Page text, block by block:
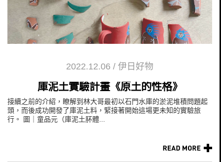
2022.12.06 / 伊日好物
庫泥土實驗計畫《原土的性格》
接續之前的介紹，瞭解到林大哥最初以石門水庫的淤泥堆積問題起
頭，而後成功開發了庫泥土料，緊接著開始這場更未知的實驗旅
行。 圖｜童品元（庫泥土肧體...